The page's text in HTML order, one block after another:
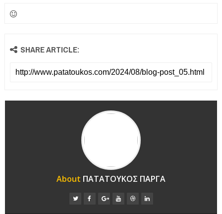
SHARE ARTICLE:
About ΠΑΤΑΤΟΥΚΟΣ ΠΑΡΓΑ